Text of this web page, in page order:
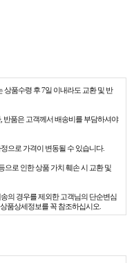
상품수령 후 7일 이내라도 교환 및 반
반품은 고객께서 배송비를 부담하셔야
으로 가격이 변동될 수 있습니다.
으로 인한 상품 가치 훼손 시 교환 및
의 경우를 제외한 고객님의 단순변심
품상세정보를 꼭 참조하십시오.